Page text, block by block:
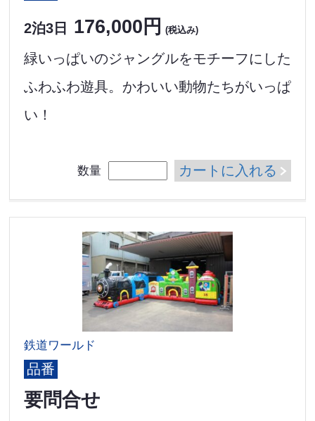
2泊3日 176,000円 (税込み)
緑いっぱいのジャングルをモチーフにした
ふわふわ遊具。かわいい動物たちがいっぱ
い！
数量 カートに入れる
鉄道ワールド
品番
要問合せ